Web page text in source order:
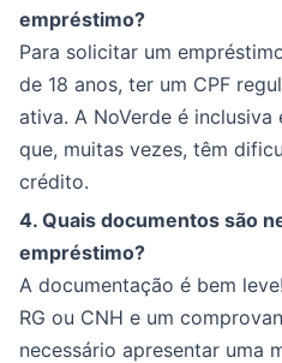
empréstimo?
Para solicitar um
de 18 anos, ter um CPF
ativa. A NoVerde é
que, muitas vezes, têm
crédito.
4. Quais documentos são
empréstimo?
A documentação é bem
RG ou CNH e um
necessário apresentar uma